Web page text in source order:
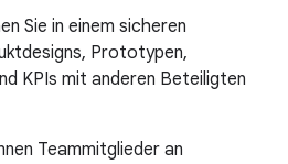
Sie in einem sicheren
Prototypen,
KPIs mit anderen Beteiligten
Teammitglieder an